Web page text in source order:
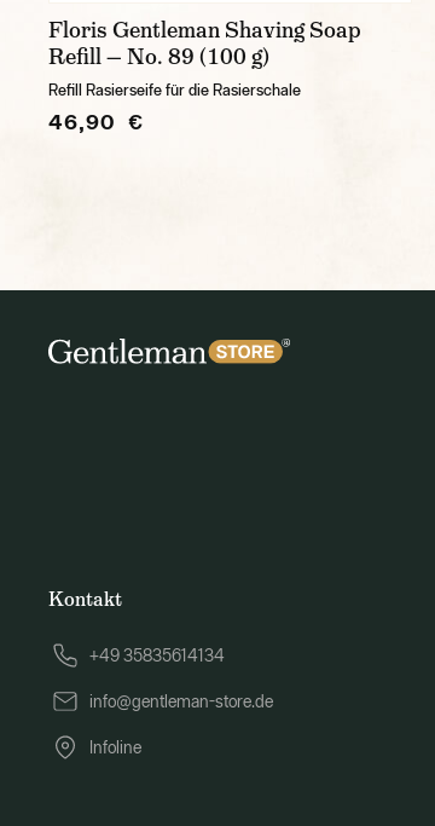
Floris Gentleman Shaving Soap
Refill — No. 89 (100 g)
Refill Rasierseife für die Rasierschale
46,90 €
Kontakt
+49 35835614134
info@gentleman-store.de
Infoline